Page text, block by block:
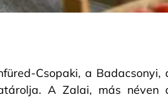
Csopaki, a Badacsonyi,
A Zalai, más néven